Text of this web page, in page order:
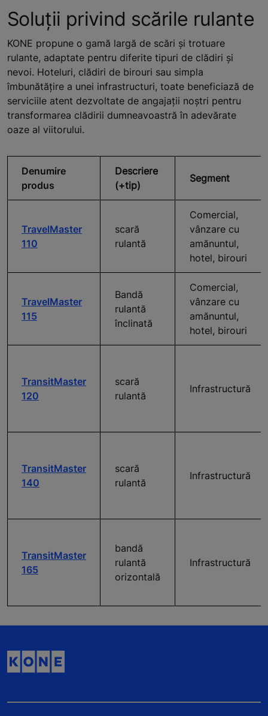
Soluții privind scările rulante
KONE propune o gamă largă de scări și trotuare
rulante, adaptate pentru diferite tipuri de clădiri și
nevoi. Hoteluri, clădiri de birouri sau simpla
îmbunătățire a unei infrastructuri, toate beneficiază de
serviciile atent dezvoltate de angajații noștri pentru
transformarea clădirii dumneavoastră în adevărate
oaze al viitorului.
Denumire
produs
Descriere
(+tip)
Segment
TravelMaster
110
scară
rulantă
Comercial,
vânzare cu
amănuntul,
hotel, birouri
TravelMaster
115
Bandă
rulantă
înclinată
Comercial,
vânzare cu
amănuntul,
hotel, birouri
TransitMaster
120
scară
rulantă
Infrastructură
TransitMaster
140
scară
rulantă
Infrastructură
TransitMaster
165
bandă
rulantă
orizontală
Infrastructură